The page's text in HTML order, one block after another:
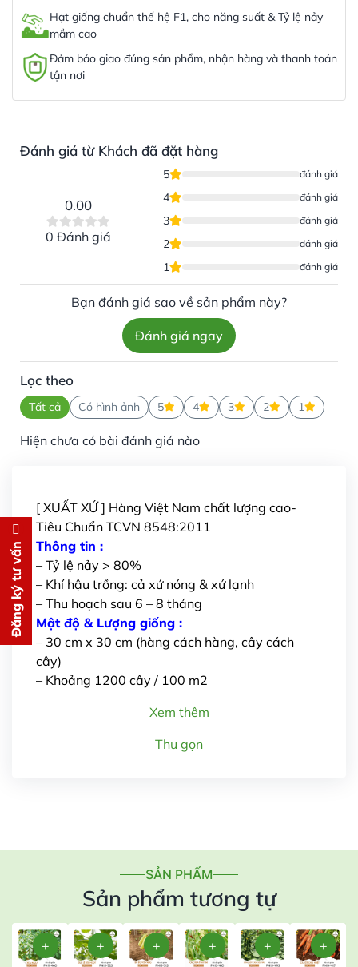
Hạt giống chuẩn thế hệ F1, cho năng suất & Tỷ lệ nảy
mầm cao
Đảm bảo giao đúng sản phẩm, nhận hàng và thanh toán
tận nơi
Đánh giá từ Khách đã đặt hàng
0.00
0 Đánh giá
5 đánh giá
4 đánh giá
3 đánh giá
2 đánh giá
1 đánh giá
Bạn đánh giá sao về sản phẩm này?
Đánh giá ngay
Lọc theo
Tất cả Có hình ảnh 5 4 3 2 1
Hiện chưa có bài đánh giá nào
[ XUẤT XỨ ] Hàng Việt Nam chất lượng cao-
Tiêu Chuẩn TCVN 8548:2011
Thông tin :
– Tỷ lệ nảy > 80%
– Khí hậu trồng: cả xứ nóng & xứ lạnh
– Thu hoạch sau 6 – 8 tháng
Mật độ & Lượng giống :
– 30 cm x 30 cm (hàng cách hàng, cây cách
cây)
– Khoảng 1200 cây / 100 m2
Xem thêm
Thu gọn
SẢN PHẨM
Sản phẩm tương tự
Đăng ký tư vấn Đăng ký tư vấn
Chúng tôi sẽ gọi lại tư vấn MIỄN
PHÍ
cho bạn ngay lập tức
Gửi thông tin